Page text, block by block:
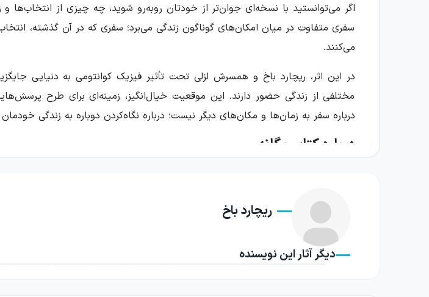
اگر می‌توانستید با نسخه‌ای جوان‌تر از خودتان روبه‌رو شوید، چه چیزی از انتخاب‌ها و
سفری متفاوت در میان امکان‌های گوناگون زندگی می‌برد؛ سفری که در آن گذشته،
می‌کنند.
در این اثر، ریچارد باخ و همسرش لزلی تحت تأثیر فیزیک کوانتومی به دنیایی
مختلفی از زندگی حضور دارند. این موقعیت خیال‌انگیز، زمینه‌ای برای طرح
درباره سفر به زمان‌ها و مکان‌های دیگر نیست؛ درباره نگاه‌کردن دوباره به زندگی
درباره کتاب یگانه
اگر در لحظه‌ای مهم، انتخاب دیگری می‌کردیم، زندگی‌مان چه شکلی پیدا می‌کرد؟
کتاب از همین امکان ساده اما تکان‌دهنده، راهی برای بررسی مسیرهای جایگزین
دیگر خود ارتباط برقرار می‌کنند؛ نسخه‌هایی که حاصل تصمیم‌ها، شرایط و
ریچارد باخ
دیگر آثار این نویسنده